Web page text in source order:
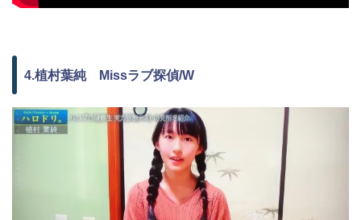
4.植村葉純 Missラブ探偵/W